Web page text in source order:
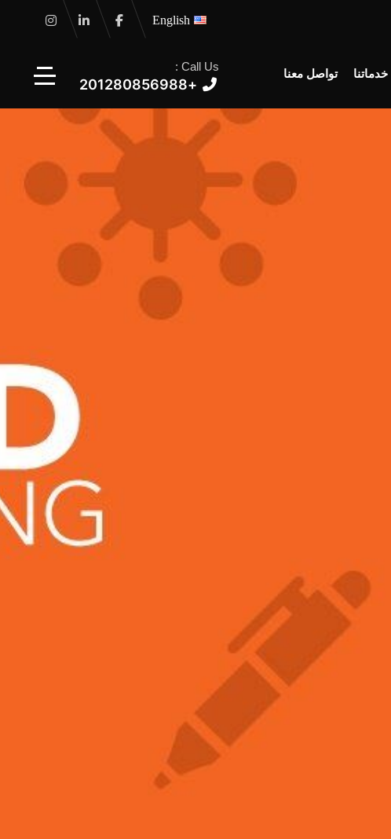
English
خدماتنا تواصل معنا
Call Us :
+201280856988